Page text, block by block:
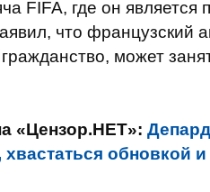
FIFA, где он
что французский
может
«Цензор.НЕТ»:
обновкой